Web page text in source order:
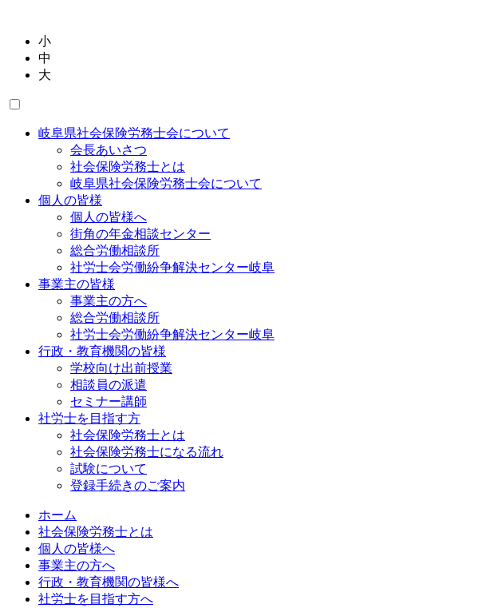
小
中
大
岐阜県社会保険労務士会について
会長あいさつ
社会保険労務士とは
岐阜県社会保険労務士会について
個人の皆様
個人の皆様へ
街角の年金相談センター
総合労働相談所
社労士会労働紛争解決センター岐阜
事業主の皆様
事業主の方へ
総合労働相談所
社労士会労働紛争解決センター岐阜
行政・教育機関の皆様
学校向け出前授業
相談員の派遣
セミナー講師
社労士を目指す方
社会保険労務士とは
社会保険労務士になる流れ
試験について
登録手続きのご案内
ホーム
社会保険労務士とは
個人の皆様へ
事業主の方へ
行政・教育機関の皆様へ
社労士を目指す方へ